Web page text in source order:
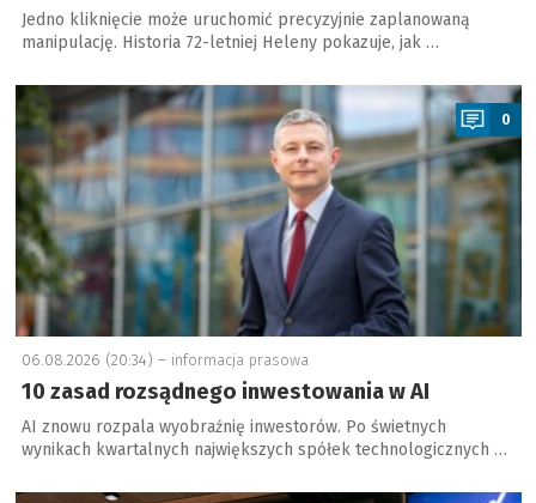
Jedno kliknięcie może uruchomić precyzyjnie zaplanowaną
manipulację. Historia 72-letniej Heleny pokazuje, jak …
a
0
06.08.2026 (20:34) – informacja prasowa
10 zasad rozsądnego inwestowania w AI
AI znowu rozpala wyobraźnię inwestorów. Po świetnych
wynikach kwartalnych największych spółek technologicznych …
a